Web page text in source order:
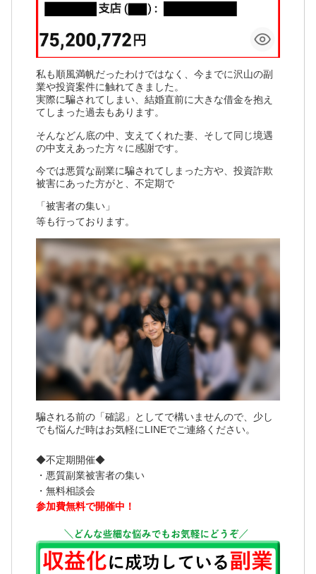
私も順風満帆だったわけではなく、今までに沢山の副
業や投資案件に触れてきました。
実際に騙されてしまい、結婚直前に大きな借金を抱え
てしまった過去もあります。
そんなどん底の中、支えてくれた妻、そして同じ境遇
の中支えあった方々に感謝です。
今では悪質な副業に騙されてしまった方や、投資詐欺
被害にあった方がと、不定期で
「被害者の集い」
等も行っております。
騙される前の「確認」としてで構いませんので、少し
でも悩んだ時はお気軽にLINEでご連絡ください。
◆不定期開催◆
・悪質副業被害者の集い
・無料相談会
参加費無料で開催中！